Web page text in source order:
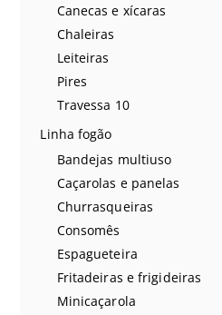
Canecas e xícaras
Chaleiras
Leiteiras
Pires
Travessa 10
Linha fogão
Bandejas multiuso
Caçarolas e panelas
Churrasqueiras
Consomês
Espagueteira
Fritadeiras e frigideiras
Minicaçarola